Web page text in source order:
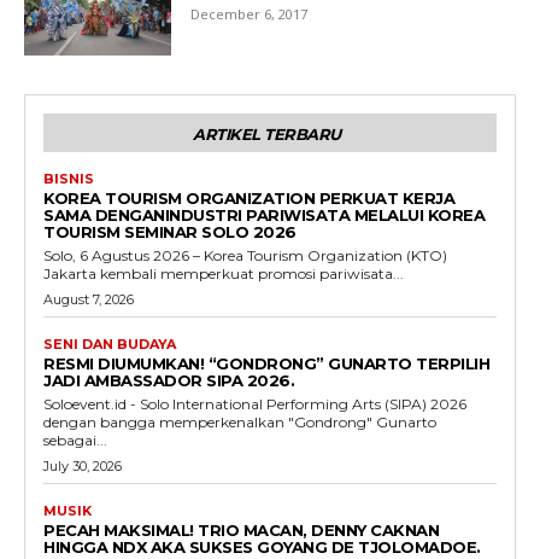
December 6, 2017
ARTIKEL TERBARU
BISNIS
KOREA TOURISM ORGANIZATION PERKUAT KERJA
SAMA DENGANINDUSTRI PARIWISATA MELALUI KOREA
TOURISM SEMINAR SOLO 2026
Solo, 6 Agustus 2026 – Korea Tourism Organization (KTO)
Jakarta kembali memperkuat promosi pariwisata...
August 7, 2026
SENI DAN BUDAYA
RESMI DIUMUMKAN! “GONDRONG” GUNARTO TERPILIH
JADI AMBASSADOR SIPA 2026.
Soloevent.id - Solo International Performing Arts (SIPA) 2026
dengan bangga memperkenalkan "Gondrong" Gunarto
sebagai...
July 30, 2026
MUSIK
PECAH MAKSIMAL! TRIO MACAN, DENNY CAKNAN
HINGGA NDX AKA SUKSES GOYANG DE TJOLOMADOE.